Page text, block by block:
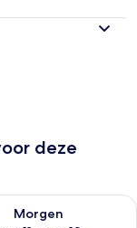
deze
aug 10 - aug
Morgen